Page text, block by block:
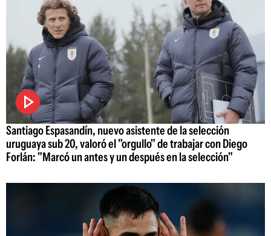
Santiago Espasandín, nuevo asistente de la selección
uruguaya sub 20, valoró el "orgullo" de trabajar con Diego
Forlán: "Marcó un antes y un después en la selección"